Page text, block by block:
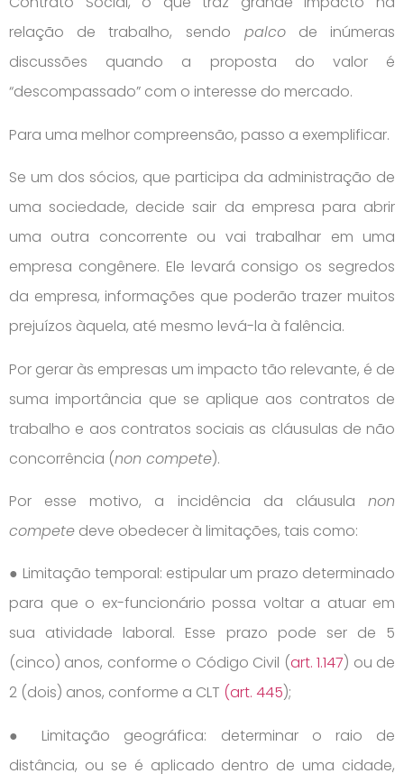
relação de trabalho, sendo palcode inúmeras
discussões quando a proposta do valor é
“descompassado” com o interesse do mercado.
Para uma melhor compreensão, passo a exemplificar.
Se um dos sócios, que participa da administração de
uma sociedade, decide sair da empresa para abrir
uma outra concorrente ou vai trabalhar em uma
empresa congênere. Ele levará consigo os segredos
da empresa, informações que poderão trazer muitos
prejuízos àquela, até mesmo levá-la à falência.
Por gerar às empresas um impacto tão relevante, é de
suma importância que se aplique aos contratos de
trabalho e aos contratos sociais as cláusulas de não
concorrência (non compete).
Por esse motivo, a incidência da cláusula non
compete deve obedecer à limitações, tais como:
● Limitação temporal: estipular um prazo determinado
para que o ex-funcionário possa voltar a atuar em
sua atividade laboral. Esse prazo pode ser de 5
(cinco) anos, conforme o Código Civil (art. 1.147) ou de
2 (dois) anos, conforme a CLT (art. 445);
● Limitação geográfica: determinar o raio de
distância, ou se é aplicado dentro de uma cidade,